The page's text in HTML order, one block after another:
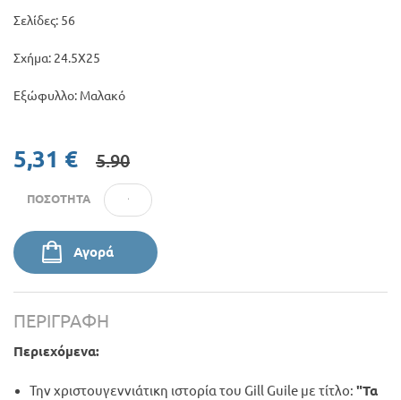
Σελίδες: 56
Σχήμα: 24.5Χ25
Εξώφυλλο: Μαλακό
5,31 € 5.90
ΠΟΣΌΤΗΤΑ
Αγορά
ΠΕΡΙΓΡΑΦΉ
Περιεχόμενα:
Την χριστουγεννιάτικη ιστορία του Gill Guile με τίτλο: "Τα